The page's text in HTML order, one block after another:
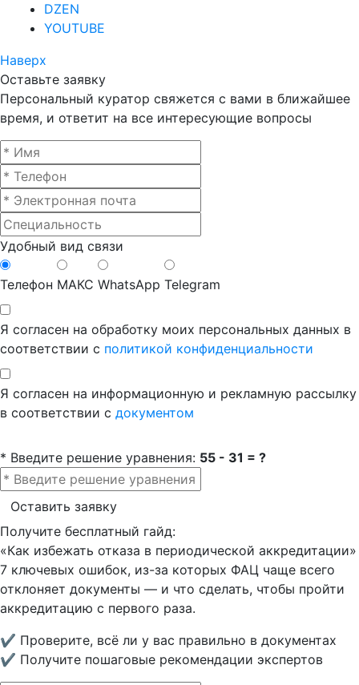
DZEN
YOUTUBE
Наверх
Оставьте заявку
Персональный куратор свяжется с вами в ближайшее
время, и ответит на все интересующие вопросы
Удобный вид связи
Телефон МАКС WhatsApp Telegram
Я согласен на обработку моих персональных данных в
соответствии с политикой конфиденциальности
Я согласен на информационную и рекламную рассылку
в соответствии с документом
* Введите решение уравнения: 55 - 31 = ?
Оставить заявку
Получите бесплатный гайд:
«Как избежать отказа в периодической аккредитации»
7 ключевых ошибок, из-за которых ФАЦ чаще всего
отклоняет документы — и что сделать, чтобы пройти
аккредитацию с первого раза.
✔ Проверите, всё ли у вас правильно в документах
✔ Получите пошаговые рекомендации экспертов